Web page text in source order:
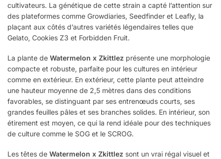
cultivateurs. La génétique de cette strain a capté l’attention sur
des plateformes comme Growdiaries, Seedfinder et Leafly, la
plaçant aux côtés d’autres variétés légendaires telles que
Gelato, Cookies Z3 et Forbidden Fruit.
La plante de Watermelon x Zkittlez présente une morphologie
compacte et robuste, parfaite pour les cultures en intérieur
comme en extérieur. En extérieur, cette plante peut atteindre
une hauteur moyenne de 2,5 mètres dans des conditions
favorables, se distinguant par ses entrenœuds courts, ses
grandes feuilles pâles et ses branches solides. En intérieur, son
étirement est moyen, ce qui la rend idéale pour des techniques
de culture comme le SOG et le SCROG.
Les têtes de Watermelon x Zkittlez sont un vrai régal visuel et